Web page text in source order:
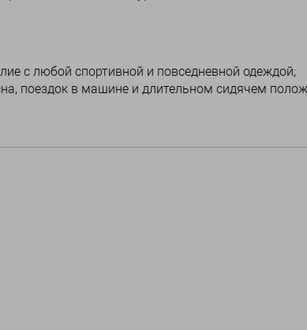
с любой спортивной и повседневной одеждой;
поездок в машине и длительном сидячем